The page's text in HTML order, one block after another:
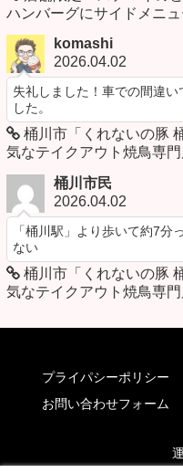
ハンバーグにサイドメニ
komashi
2026.04.02
失礼しました！車での間違
した。
桶川市「くれないの豚
気なテイクアウト焼鳥専
桶川市民
2026.04.02
「桶川駅」より歩いて約7分
ない
桶川市「くれないの豚
気なテイクアウト焼鳥専
プライパシーポリシー
お問い合わせフォーム